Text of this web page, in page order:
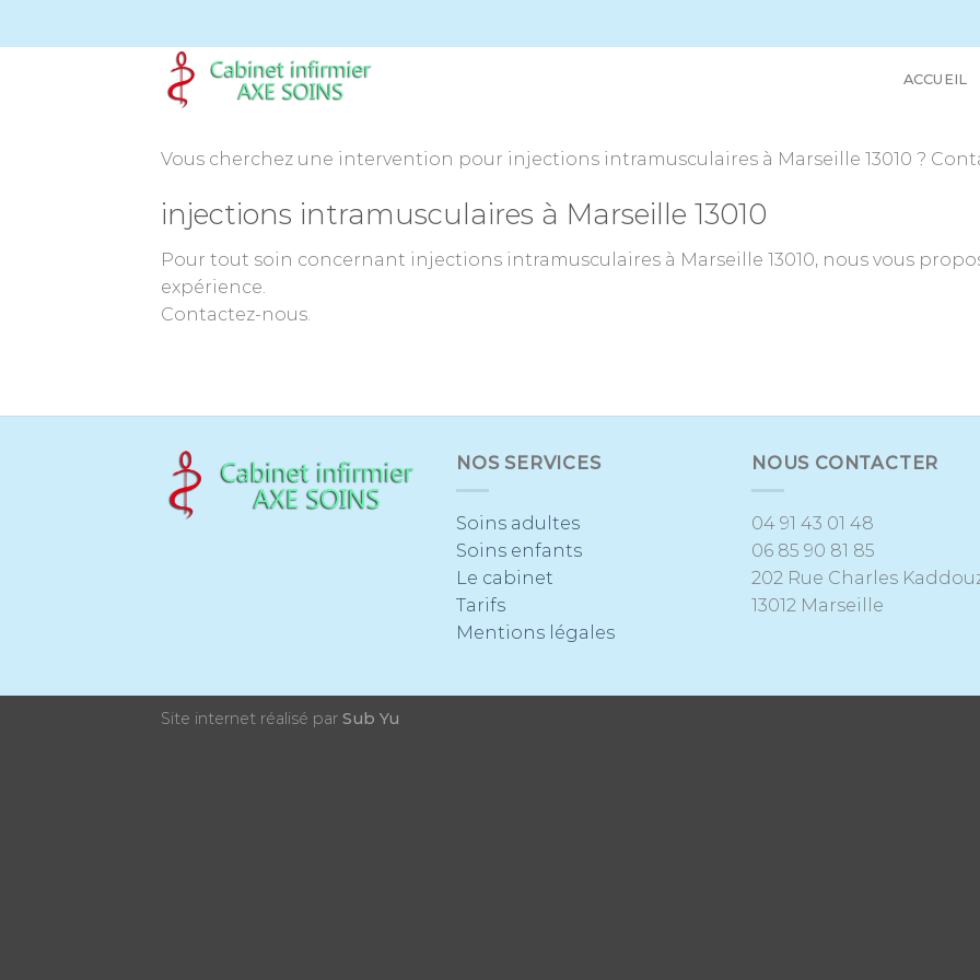
ACCUEIL
Vous cherchez une intervention pour injections intramusculaires à Marseille 13010 ?
injections intramusculaires à Marseille 13010
Pour tout soin concernant injections intramusculaires à Marseille 13010, nous vous
expérience.
Contactez-nous.
NOS SERVICES
Soins adultes
Soins enfants
Le cabinet
Tarifs
Mentions légales
NOUS CONTACTER
04 91 43 01 48
06 85 90 81 85
202 Rue Charles
13012 Marseille
Site internet réalisé par Sub Yu